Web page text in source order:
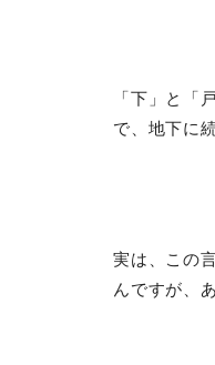
「下」と「
で、地下に
実は、この
んですが、